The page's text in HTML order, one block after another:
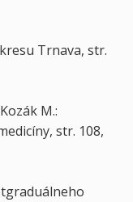
Trnava, str.
M.:
str. 108,